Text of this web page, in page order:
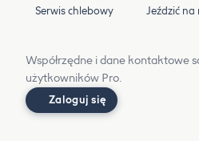
Serwis chlebowy Jeździć na
Współrzędne i dane kontaktowe
użytkowników Pro.
Zaloguj się